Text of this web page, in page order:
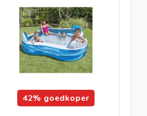
42% goedkoper